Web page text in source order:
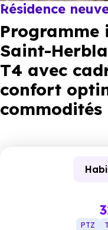
Ressources
Financer
Résidence
Saint-
T4 avec
confort
PTZ